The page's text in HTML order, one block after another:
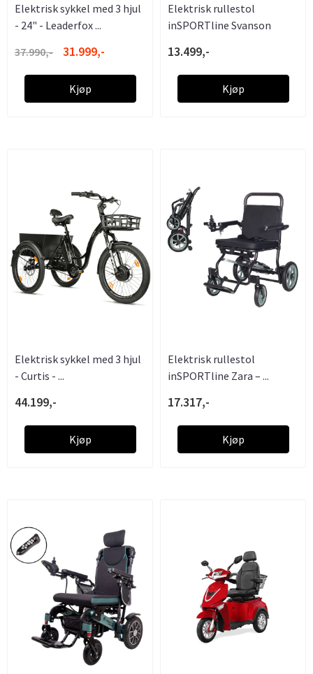
Elektrisk sykkel med 3 hjul
- 24" - Leaderfox ...
37.990,-
31.999,-
Kjøp
Elektrisk rullestol
inSPORTline Svanson
13.499,-
Kjøp
Elektrisk sykkel med 3 hjul
- Curtis - ...
44.199,-
Kjøp
Elektrisk rullestol
inSPORTline Zara – ...
17.317,-
Kjøp